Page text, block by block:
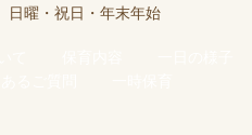
日曜・祝日・年末年始